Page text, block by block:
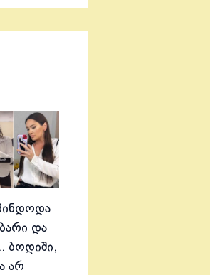
და
ბოდიში,
არ